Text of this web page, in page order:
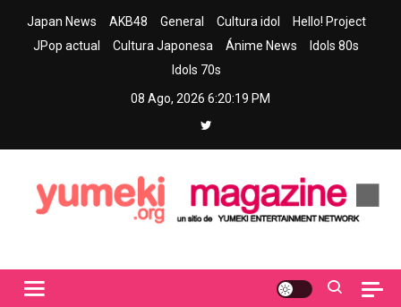
Japan News AKB48 General Cultura idol
Hello! Project
JPop actual
Cultura Japonesa Ánime News
Idols 80s
Idols 70s
08 Ago, 2026 6:20:20 PM